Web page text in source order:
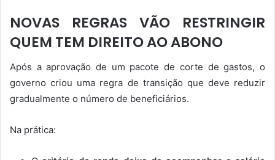
NOVAS REGRAS VÃO RESTRINGIR
QUEM TEM DIREITO AO ABONO
Após a aprovação de um pacote de corte de gastos, o
governo criou uma regra de transição que deve reduzir
gradualmente o número de beneficiários.
Na prática: